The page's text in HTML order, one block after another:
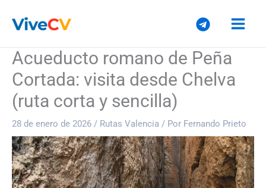
contenido
Acueducto romano de Peña
Cortada: visita desde Chelva
(ruta corta y sencilla)
28 de enero de 2026 / Rutas Valencia / Por Fernando Prieto